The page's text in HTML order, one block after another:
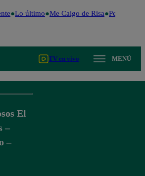
Lo último Me Caigo de Risa Perú Decide
TV en vivo MENÚ
El
–
–